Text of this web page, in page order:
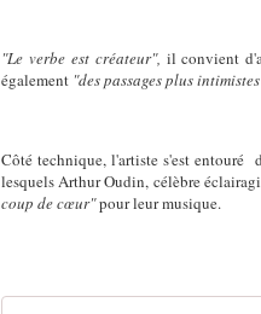
"Le verbe est créateur", il convient
également "des passages plus
Côté technique, l'artiste s'est entouré
lesquels Arthur Oudin, célèbre
coup de cœur"pour leur musique.